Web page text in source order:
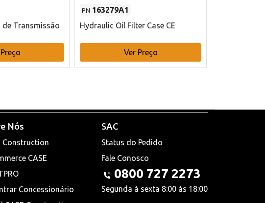
Transmissão
PN 163279A1
Hydraulic Oil Filter Case CE
Ver Preço
Nós
Construction
CASE
Concessionário
SAC
Status do Pedido
Fale Conosco
0800 727 2273
Segunda à sexta 8:00 às 18:00